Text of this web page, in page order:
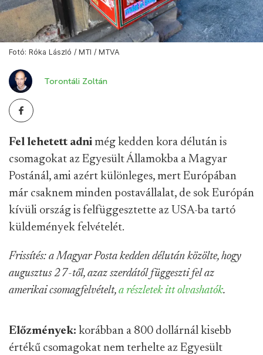
Fotó: Róka László / MTI / MTVA
Torontáli Zoltán
Fel lehetett adni még kedden kora délután is
csomagokat az Egyesült Államokba a Magyar
Postánál, ami azért különleges, mert Európában
már csaknem minden postavállalat, de sok Európán
kívüli ország is felfüggesztette az USA-ba tartó
küldemények felvételét.
Frissítés: a Magyar Posta kedden délután közölte, hogy
augusztus 27-től, azaz szerdától függeszti fel az
amerikai csomagfelvételt, a részletek itt olvashatók.
Előzmények: korábban a 800 dollárnál kisebb
értékű csomagokat nem terhelte az Egyesült